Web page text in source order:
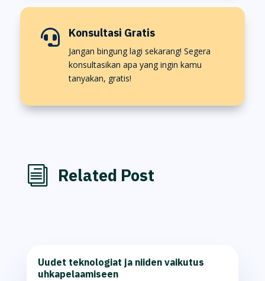
 Konsultasi Gratis
Jangan bingung lagi sekarang! Segera
konsultasikan apa yang ingin kamu
tanyakan, gratis!
i Related Post
Uudet teknologiat ja niiden vaikutus
uhkapelaamiseen